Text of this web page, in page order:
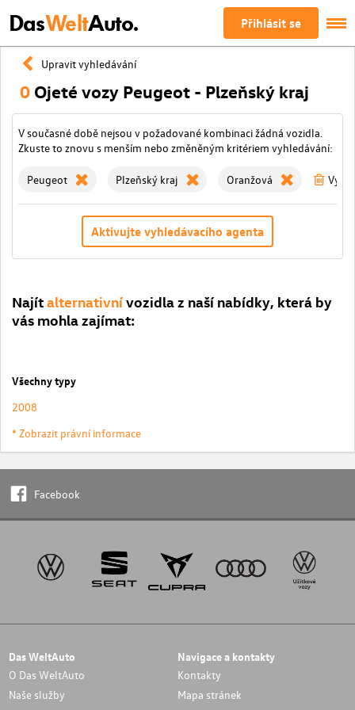
DasWeltAuto. Přihlásit se
Upravit vyhledávání
0 Ojeté vozy Peugeot - Plzeňský kraj
V současné době nejsou v požadované kombinaci žádná vozidla.
Zkuste to znovu s menším nebo změněným kritériem vyhledávání:
Peugeot Plzeňský kraj Oranžová
Aktivujte vyhledávacího agenta
Najítalternativnívozidla z naší nabídky, která by
vás mohla zajímat:
Všechny typy
2008
* Zobrazit právní informace
Facebook
Das WeltAuto
O Das WeltAuto
Naše služby
Navigace a kontakty
Kontakty
Mapa stránek